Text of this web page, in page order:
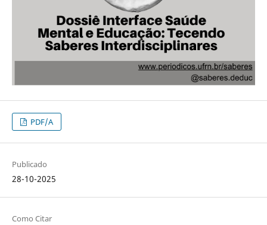
PDF/A
Publicado
28-10-2025
Como Citar